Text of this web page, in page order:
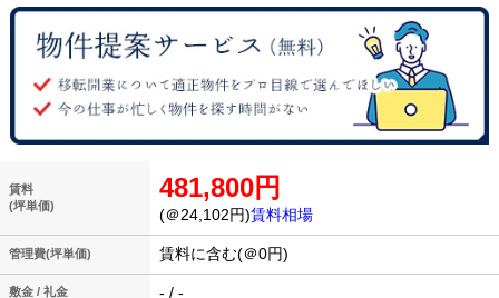
賃料
(坪単価)
481,800円
(＠24,102円)賃料相場
管理費(坪単価) 賃料に含む(＠0円)
敷金 / 礼金 - / -